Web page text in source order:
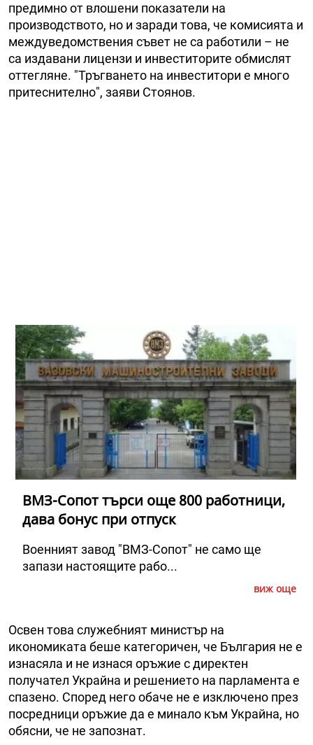
предимно от влошени показатели на
производството, но и заради това, че комисията и
междуведомствения съвет не са работили – не
са издавани лицензи и инвеститорите обмислят
оттегляне. "Тръгването на инвеститори е много
притеснително", заяви Стоянов.
ВМЗ-Сопот търси още 800 работници,
дава бонус при отпуск
Военният завод "ВМЗ-Сопот" не само ще
запази настоящите рабо...
виж още
Освен това служебният министър на
икономиката беше категоричен, че България не е
изнасяла и не изнася оръжие с директен
получател Украйна и решението на парламента е
спазено. Според него обаче не е изключено през
посредници оръжие да е минало към Украйна, но
обясни, че не запознат.